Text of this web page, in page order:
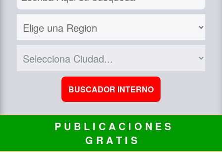
P U B L I C A C I O N E S
G R A T I S